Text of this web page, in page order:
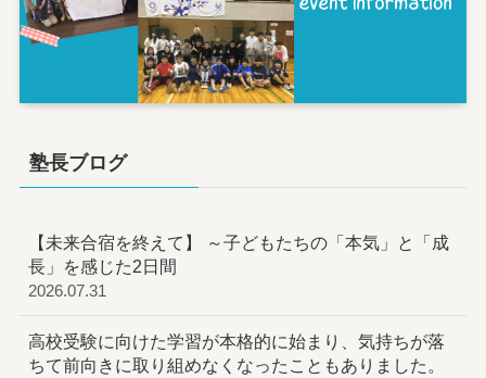
塾長ブログ
【未来合宿を終えて】 ～子どもたちの「本気」と「成
長」を感じた2日間
2026.07.31
高校受験に向けた学習が本格的に始まり、気持ちが落
ちて前向きに取り組めなくなったこともありました。